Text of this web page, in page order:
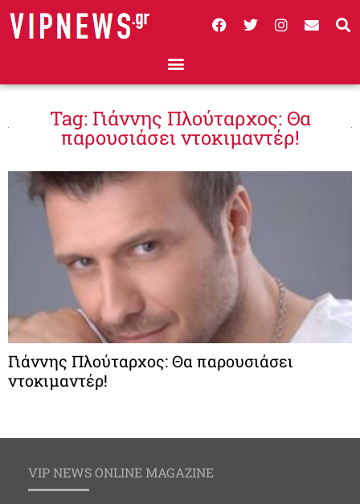
Tag: Γιάννης Πλούταρχος: Θα
παρουσιάσει ντοκιμαντέρ!
Γιάννης Πλούταρχος: Θα παρουσιάσει
ντοκιμαντέρ!
VIP NEWS ONLINE MAGAZINE